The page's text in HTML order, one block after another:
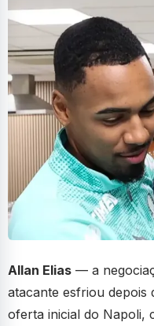
Allan Elias — a
atacante esfriou depois
oferta inicial do Napoli,